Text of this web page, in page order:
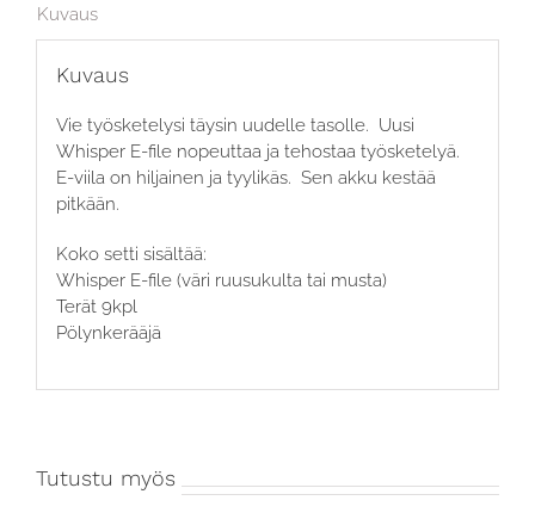
Kuvaus
Kuvaus
Vie työsketelysi täysin uudelle tasolle. Uusi
Whisper E-file nopeuttaa ja tehostaa työsketelyä.
E-viila on hiljainen ja tyylikäs. Sen akku kestää
pitkään.
Koko setti sisältää:
Whisper E-file (väri ruusukulta tai musta)
Terät 9kpl
Pölynkerääjä
Tutustu myös